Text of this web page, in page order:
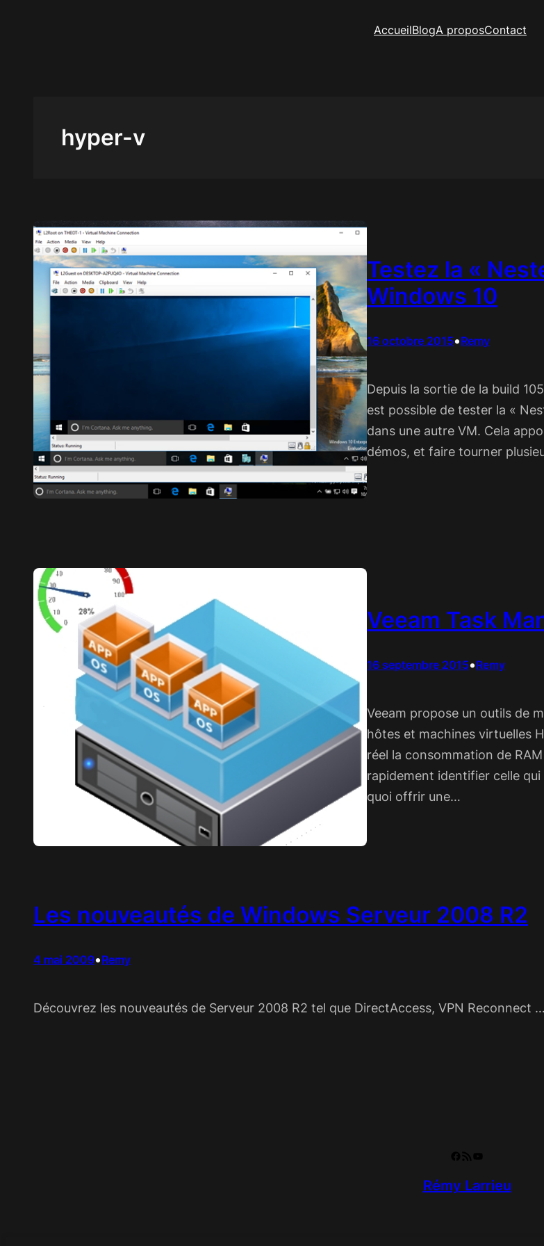
AccueilBlogA proposContact
hyper-v
Testez la «
Windows 10
16 octobre 2015•Remy
Depuis la sortie de la build
est possible de tester la «
dans une autre VM. Cela
démos, et faire tourner
Veeam Task
16 septembre 2015•Remy
Veeam propose un outils de
hôtes et machines virtuelles
réel la consommation de
rapidement identifier celle qui
quoi offrir une…
Les nouveautés de Windows Serveur 2008 R2
4 mai 2009•Remy
Découvrez les nouveautés de Serveur 2008 R2 tel que DirectAccess, VPN Reconnect …
Rémy Larrieu